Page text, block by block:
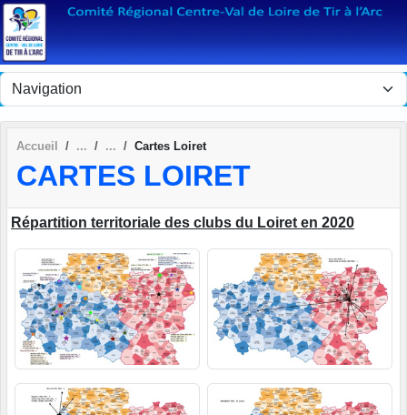
Accueil Cartes Loiret
CARTES LOIRET
Répartition territoriale des clubs du Loiret en 2020
Panneau de gestion des cookies